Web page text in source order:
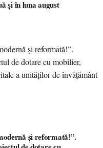
și în luna august
și reformată!”.